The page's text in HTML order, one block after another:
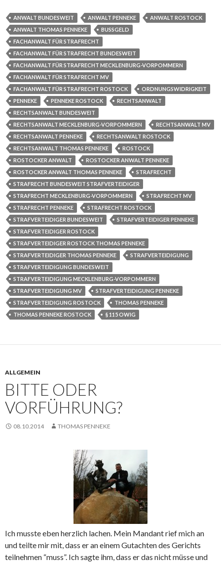
ANWALT BUNDESWEIT ANWALT PENNEKE
ANWALT ROSTOCK
ANWALT THOMAS PENNEKE
BUSSGELD
FACHANWALT FÜR STRAFRECHT
FACHANWALT FÜR STRAFRECHT BUNDESWEIT
FACHANWALT FÜR STRAFRECHT MECKLENBURG-VORPOMMERN
FACHANWALT FÜR STRAFRECHT MV
FACHANWALT FÜR STRAFRECHT ROSTOCK
ORDNUNGSWIDRIGKEIT
PENNEKE
PENNEKE ROSTOCK
RECHTSANWALT
RECHTSANWALT BUNDESWEIT
RECHTSANWALT MECKLENBURG-VORPOMMERN
RECHTSANWALT MV
RECHTSANWALT PENNEKE
RECHTSANWALT ROSTOCK
RECHTSANWALT THOMAS PENNEKE
ROSTOCK
ROSTOCKER ANWALT
ROSTOCKER ANWALT PENNEKE
ROSTOCKER ANWALT THOMAS PENNEKE
STRAFRECHT
STRAFRECHT BUNDESWEIT STRAFVERTEIDIGER
STRAFRECHT MECKLENBURG-VORPOMMERN
STRAFRECHT MV
STRAFRECHT PENNEKE
STRAFRECHT ROSTOCK
STRAFVERTEIDIGER BUNDESWEIT
STRAFVERTEIDIGER PENNEKE
STRAFVERTEIDIGER ROSTOCK
STRAFVERTEIDIGER ROSTOCK THOMAS PENNEKE
STRAFVERTEIDIGER THOMAS PENNEKE
STRAFVERTEIDIGUNG
STRAFVERTEIDIGUNG BUNDESWEIT
STRAFVERTEIDIGUNG MECKLENBURG-VORPOMMERN
STRAFVERTEIDIGUNG MV
STRAFVERTEIDIGUNG PENNEKE
STRAFVERTEIDIGUNG ROSTOCK
THOMAS PENNEKE
THOMAS PENNEKE ROSTOCK
§ 115 OWIG
ALLGEMEIN
BITTE ODER
VORFÜHRUNG?
08.10.2014 THOMAS PENNEKE
Ich musste eben herzlich lachen. Mein Mandant rief mich an
und teilte mir mit, dass er an einem Gutachten des Gerichts
teilnehmen “muss”. Ich sagte ihm, dass er das nicht müsse und